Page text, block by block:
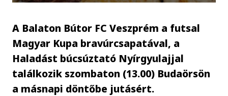
A Balaton Bútor FC Veszprém a futsal
Magyar Kupa bravúrcsapatával, a
Haladást búcsúztató Nyírgyulajjal
találkozik szombaton (13.00) Budaörsön
a másnapi döntőbe jutásért.